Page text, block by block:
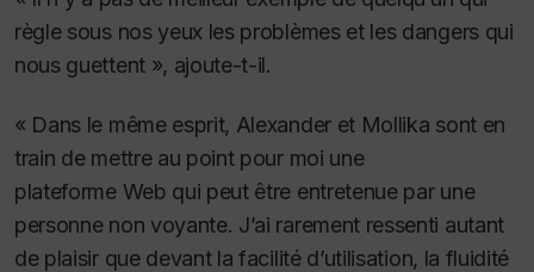
règle sous nos yeux les problèmes et les dangers qui
nous guettent », ajoute-t-il.
« Dans le même esprit, Alexander et Mollika sont en
train de mettre au point pour moi une
plateforme Web qui peut être entretenue par une
personne non voyante. J’ai rarement ressenti autant
de plaisir que devant la facilité d’utilisation, la fluidité